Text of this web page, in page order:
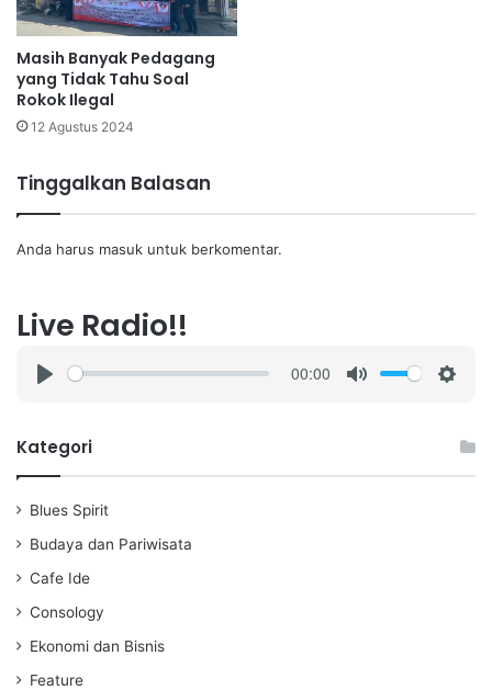
Masih Banyak Pedagang
yang Tidak Tahu Soal
Rokok Ilegal
12 Agustus 2024
Tinggalkan Balasan
Anda harus masuk untuk berkomentar.
Live Radio!!
a
00:00
Kategori
Blues Spirit
Budaya dan Pariwisata
Cafe Ide
Consology
Ekonomi dan Bisnis
Feature